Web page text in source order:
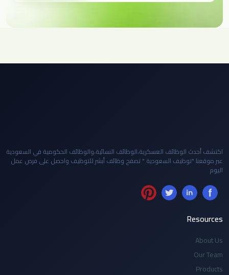
اكتشف أحدث الوظائف العسكرية،الوظائف النسائية،والوظائف الحكومية في السعودية
عبر موقعنا "توظيف السعودية " تصفح وظائف أبشر للتوظيف واحصل على فرص عمل
اليوم
Resources
About Us
Our Team
Products